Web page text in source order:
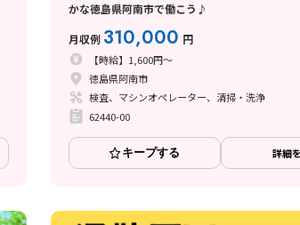
かな徳島県阿南市で働こう♪
月収例 310,000 円
【時給】1,600円～
徳島県阿南市
検査、マシンオペレーター、清掃・洗浄
62440-00
キープする 詳細